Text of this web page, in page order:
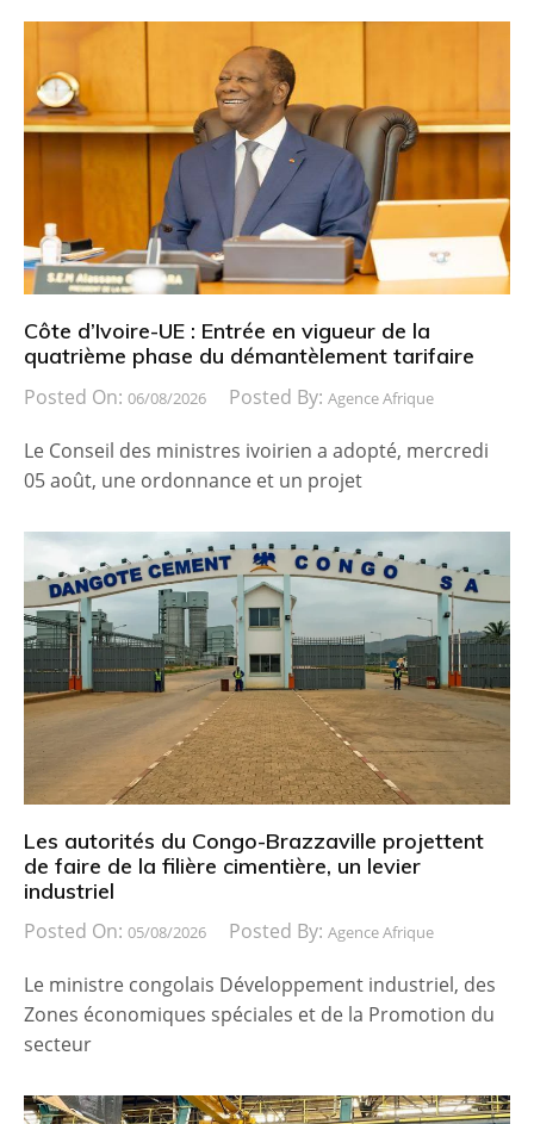
Côte d’Ivoire-UE : Entrée en vigueur de la
quatrième phase du démantèlement tarifaire
Posted On: 06/08/2026 Posted By: Agence Afrique
Le Conseil des ministres ivoirien a adopté, mercredi
05 août, une ordonnance et un projet
Les autorités du Congo-Brazzaville projettent
de faire de la filière cimentière, un levier
industriel
Posted On: 05/08/2026 Posted By: Agence Afrique
Le ministre congolais Développement industriel, des
Zones économiques spéciales et de la Promotion du
secteur